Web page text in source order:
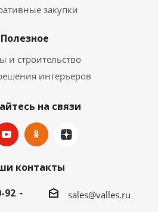
закупки
Полезное
и строительство
интерьеров
на связи
контакты
92
sales@valles.ru